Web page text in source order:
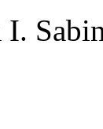
I.